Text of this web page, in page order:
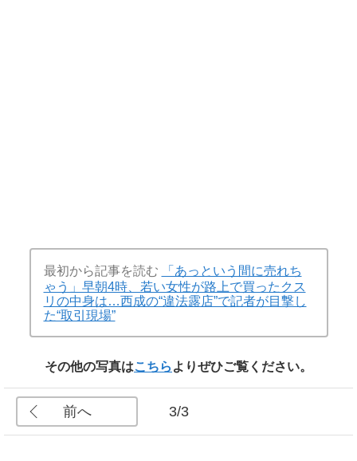
最初から記事を読む
「あっという間に売れち
ゃう」早朝4時、若い女性が路上で買ったクス
リの中身は…西成の“違法露店”で記者が目撃し
た“取引現場”
その他の写真はこちら よりぜひご覧ください。
前へ 3/3